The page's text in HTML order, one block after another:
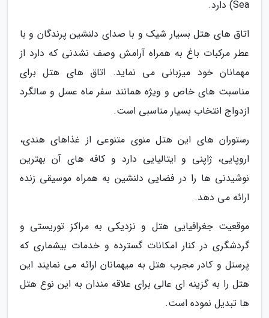
Sea) دارد.
اتاق های هتل بسیار شیک و با صدای دلنشین پرندگان و با
عطر مرکبات باغ به همراه آرامش وصف نشدنی که دارد از
مهمانان خود میزبانی می نماید. اتاق های هتل برای
مناسبت های خاص و ویژه همانند سفر ماه عسل و سالگرد
ازدواج انتخاب بسیار مناسبی است.
رستوران های این هتل منوی متنوعی از غذاهای هندی،
اروپایی، ژاپنی و ایتالیایی دارد و کافه های آن بهترین
نوشیدنی ها را در فضایی دلنشین به همراه موسیقی زنده
ارائه می دهد.
موقعیت جغرافیایی هتل و نزدیکی به مراکز توریستی و
گردشگری در کنار امکانات گسترده و خدمات بیشماری که
پرسنل و کادر مجرب هتل به میهمانان ارائه می نمایند این
هتل را به گزینه ای عالی برای علاقه مندان به این نوع هتل
ها تبدیل نموده است.